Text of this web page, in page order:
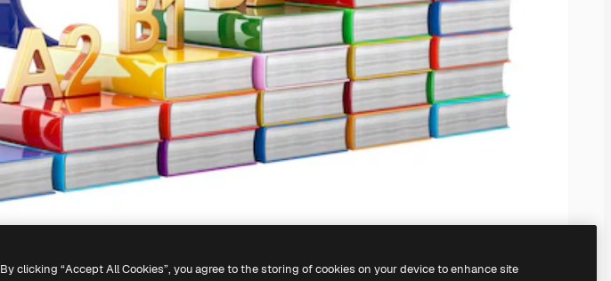
By clicking “Accept All Cookies”, you agree to the storing of cookies on your device to enhance site